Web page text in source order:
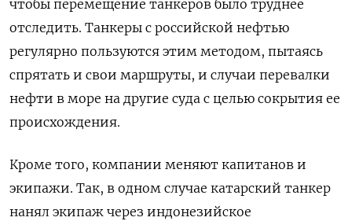
чтобы перемещение танкеров было труднее
отследить. Танкеры с российской нефтью
регулярно пользуются этим методом, пытаясь
спрятать и свои маршруты, и случаи перевалки
нефти в море на другие суда с целью сокрытия ее
происхождения.
Кроме того, компании меняют капитанов и
экипажи. Так, в одном случае катарский танкер
нанял экипаж через индонезийское